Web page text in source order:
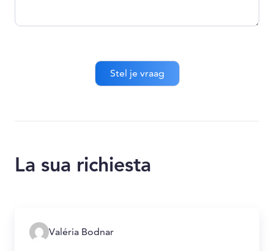
La sua richiesta
Valéria Bodnar